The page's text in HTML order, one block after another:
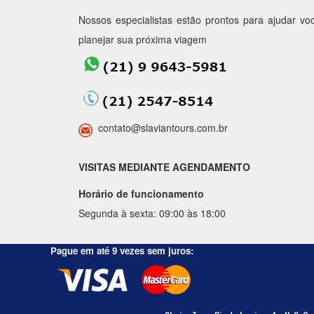
Nossos especialistas estão prontos para ajudar
planejar sua próxima viagem
contato@slaviantours.com.br
VISITAS MEDIANTE AGENDAMENTO
Horário de funcionamento
Segunda à sexta: 09:00 às 18:00
Pague em até 9 vezes sem juros: